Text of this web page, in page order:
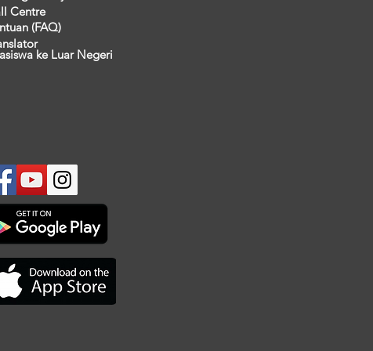
Centre
(FAQ)
ke Luar Negeri